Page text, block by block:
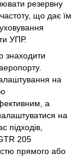
резервну
що дає їм
УПР.
знаходити
на
а
на
підходів,
205
прямого або